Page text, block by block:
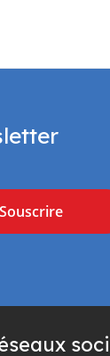
Souscrire